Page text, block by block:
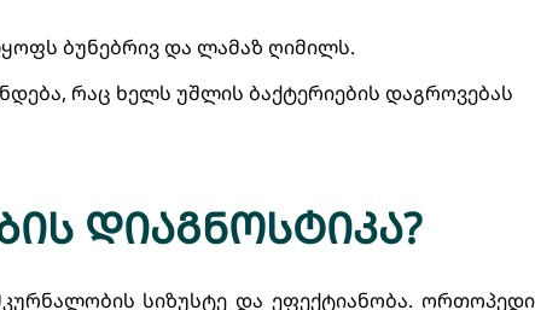
ბუნებრივ და ლამაზ ღიმილს.
რაც ხელს უშლის ბაქტერიების დაგროვებას
დიაგნოსტიკა?
სიზუსტე და ეფექტიანობა. ორთოპედი